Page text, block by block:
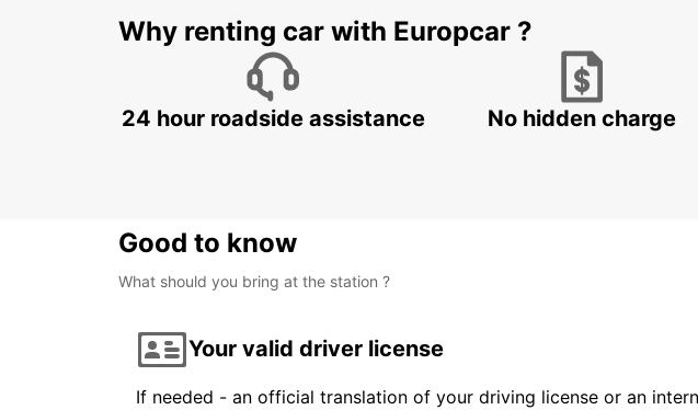
Why renting car with Europcar ?
24 hour roadside assistance No hidden charge
Good to know
What should you bring at the station ?
Your valid driver license
If needed - an official translation of your driving license or an